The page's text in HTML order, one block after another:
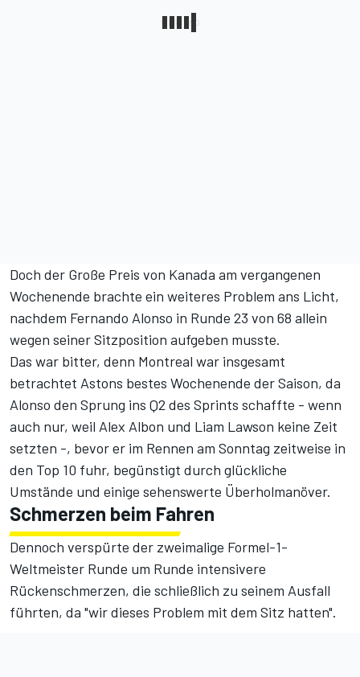
Doch der Große Preis von Kanada am vergangenen
Wochenende brachte ein weiteres Problem ans Licht,
nachdem Fernando Alonso in Runde 23 von 68 allein
wegen seiner Sitzposition aufgeben musste.
Das war bitter, denn Montreal war insgesamt
betrachtet Astons bestes Wochenende der Saison, da
Alonso den Sprung ins Q2 des Sprints schaffte - wenn
auch nur, weil Alex Albon und Liam Lawson keine Zeit
setzten -, bevor er im Rennen am Sonntag zeitweise in
den Top 10 fuhr, begünstigt durch glückliche
Umstände und einige sehenswerte Überholmanöver.
Schmerzen beim Fahren
Dennoch verspürte der zweimalige Formel-1-
Weltmeister Runde um Runde intensivere
Rückenschmerzen, die schließlich zu seinem Ausfall
führten, da "wir dieses Problem mit dem Sitz hatten".